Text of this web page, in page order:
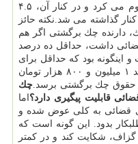
درصد از رقم درج شده در چك، محروم می كرد و در كنار آن، ۴.۵
گذاشته می شد.نكته حائز
دارنده چك برگشتی اگر هم
داشت، حداقل ده درصد
اینگونه بود كه حداقل برای
یك چك ده میلیونی، فرد زیان دیده باید ۱ میلیون و ۸۰۰ هزار تومان
و حقوق چك برگشتی برسد.چك
قابلیت پیگیری دارد؟ اما
قضائی به كلی عوض شده و
بدود. این گونه است كه
شكایت كند و در كمتر